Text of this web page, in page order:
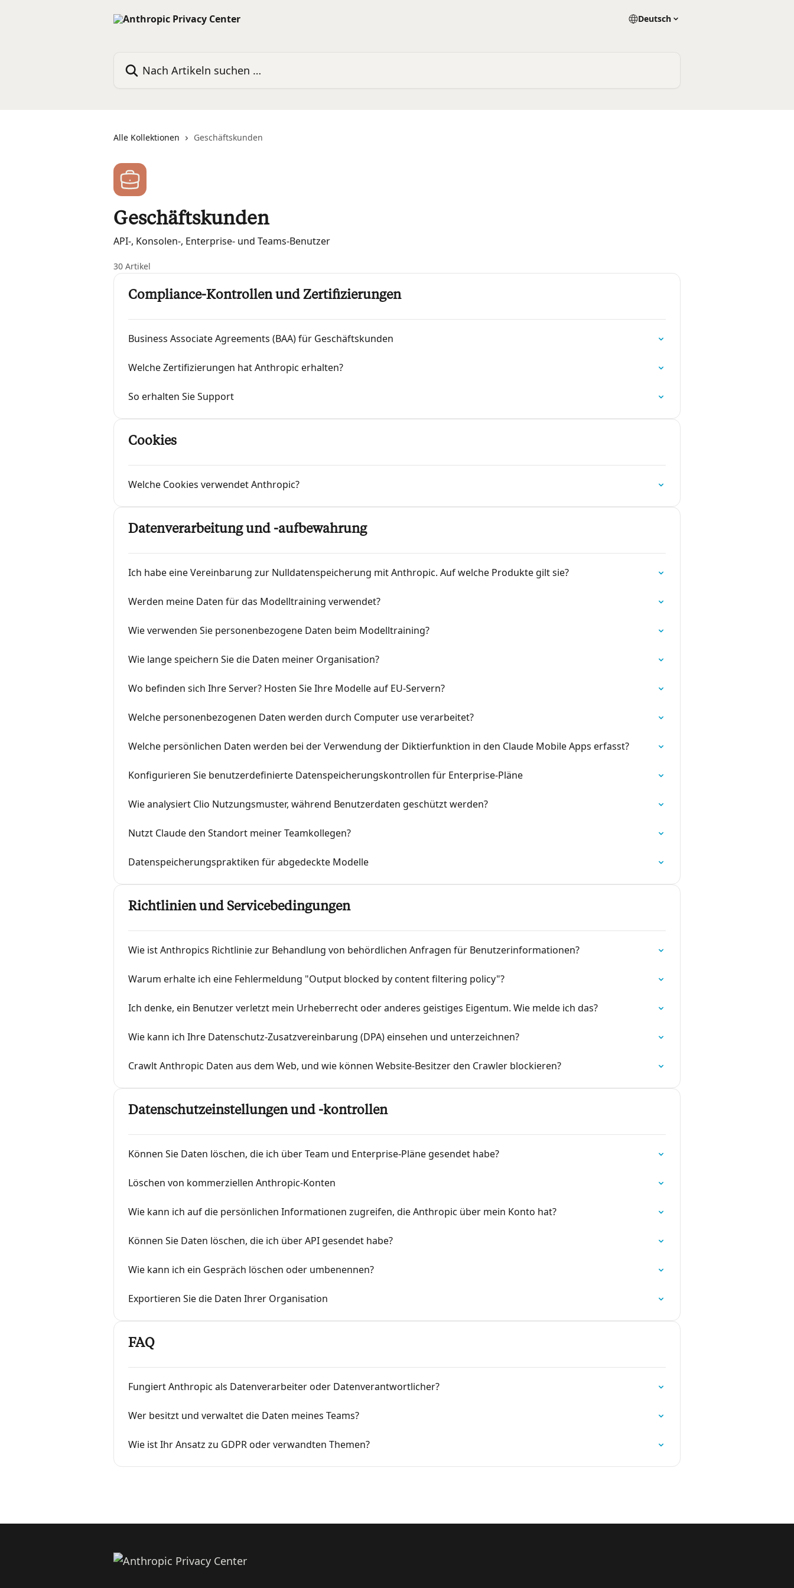
Deutsch
Alle Kollektionen Geschäftskunden
Geschäftskunden
API-, Konsolen-, Enterprise- und Teams-Benutzer
30 Artikel
Compliance-Kontrollen und Zertifizierungen
Business Associate Agreements (BAA) für Geschäftskunden
Welche Zertifizierungen hat Anthropic erhalten?
So erhalten Sie Support
Cookies
Welche Cookies verwendet Anthropic?
Datenverarbeitung und -aufbewahrung
Ich habe eine Vereinbarung zur Nulldatenspeicherung mit Anthropic. Auf welche Produkte gilt sie?
Werden meine Daten für das Modelltraining verwendet?
Wie verwenden Sie personenbezogene Daten beim Modelltraining?
Wie lange speichern Sie die Daten meiner Organisation?
Wo befinden sich Ihre Server? Hosten Sie Ihre Modelle auf EU-Servern?
Welche personenbezogenen Daten werden durch Computer use verarbeitet?
Welche persönlichen Daten werden bei der Verwendung der Diktierfunktion in den Claude Mobile Apps erfasst?
Konfigurieren Sie benutzerdefinierte Datenspeicherungskontrollen für Enterprise-Pläne
Wie analysiert Clio Nutzungsmuster, während Benutzerdaten geschützt werden?
Nutzt Claude den Standort meiner Teamkollegen?
Datenspeicherungspraktiken für abgedeckte Modelle
Richtlinien und Servicebedingungen
Wie ist Anthropics Richtlinie zur Behandlung von behördlichen Anfragen für Benutzerinformationen?
Warum erhalte ich eine Fehlermeldung "Output blocked by content filtering policy"?
Ich denke, ein Benutzer verletzt mein Urheberrecht oder anderes geistiges Eigentum. Wie melde ich das?
Wie kann ich Ihre Datenschutz-Zusatzvereinbarung (DPA) einsehen und unterzeichnen?
Crawlt Anthropic Daten aus dem Web, und wie können Website-Besitzer den Crawler blockieren?
Datenschutzeinstellungen und -kontrollen
Können Sie Daten löschen, die ich über Team und Enterprise-Pläne gesendet habe?
Löschen von kommerziellen Anthropic-Konten
Wie kann ich auf die persönlichen Informationen zugreifen, die Anthropic über mein Konto hat?
Können Sie Daten löschen, die ich über API gesendet habe?
Wie kann ich ein Gespräch löschen oder umbenennen?
Exportieren Sie die Daten Ihrer Organisation
FAQ
Fungiert Anthropic als Datenverarbeiter oder Datenverantwortlicher?
Wer besitzt und verwaltet die Daten meines Teams?
Wie ist Ihr Ansatz zu GDPR oder verwandten Themen?